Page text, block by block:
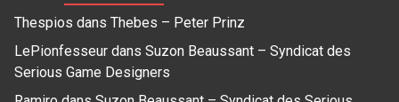
Thespios dans Thebes – Peter Prinz
LePionfesseur dans Suzon Beaussant – Syndicat des
Serious Game Designers